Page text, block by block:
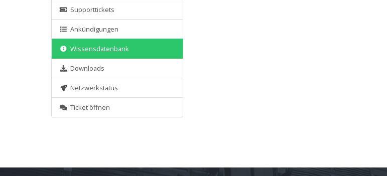
Supporttickets
Ankündigungen
Wissensdatenbank
Downloads
Netzwerkstatus
Ticket öffnen